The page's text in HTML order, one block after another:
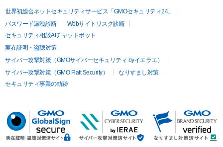
世界初総合ネットセキュリティサービス「GMOセキュリティ24」
パスワード漏洩診断
Webサイトリスク診断
セキュリティ相談AIチャットボット
実在証明・盗聴対策
サイバー攻撃対策（GMOサイバーセキュリティ byイエラエ）
サイバー攻撃対策（GMO Flatt Security）
なりすまし対策
セキュリティ事業の軌跡